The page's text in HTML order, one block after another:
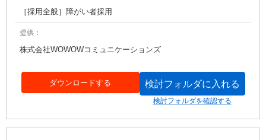
［採用全般］障がい者採用
提供：
株式会社WOWOWコミュニケーションズ
ダウンロードする 検討フォルダに入れる
検討フォルダを確認する